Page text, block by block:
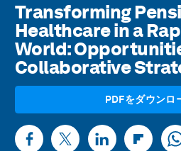
Transforming
Healthcare in a
World:
Collaborative
PDFをダウンロ